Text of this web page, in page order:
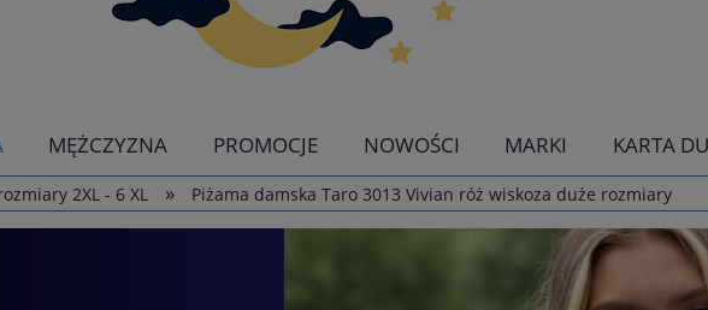
MĘŻCZYZNA PROMOCJE NOWOŚCI MARKI
KARTA
2XL - 6 XL » Piżama damska Taro 3013 Vivian róż wiskoza duże rozmiary